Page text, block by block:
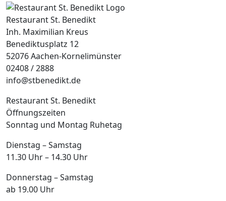
Restaurant St. Benedikt
Inh. Maximilian Kreus
Benediktusplatz 12
52076 Aachen-Kornelimünster
02408 / 2888
info@stbenedikt.de
Restaurant St. Benedikt
Öffnungszeiten
Sonntag und Montag Ruhetag
Dienstag – Samstag
11.30 Uhr – 14.30 Uhr
Donnerstag – Samstag
ab 19.00 Uhr